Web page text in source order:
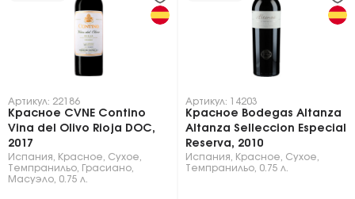
Артикул: 22186
Красное CVNE Contino
Vina del Olivo Rioja DOC,
2017
Испания Красное Сухое
Темпранильо
Грасиано
Масуэло 0.75 л.
Артикул: 14203
Красное Bodegas Altanza
Altanza Selleccion Especial
Reserva, 2010
Испания Красное Сухое
Темпранильо 0.75 л.